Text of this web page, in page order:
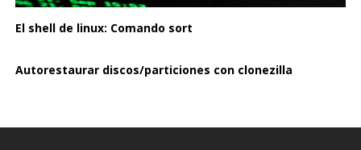
El shell de linux: Comando sort
Autorestaurar discos/particiones con clonezilla